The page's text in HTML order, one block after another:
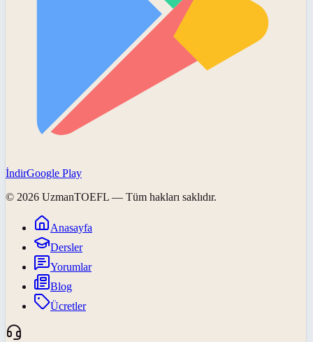
İndirGoogle Play
© 2026 UzmanTOEFL — Tüm hakları saklıdır.
Anasayfa
Dersler
Yorumlar
Blog
Ücretler